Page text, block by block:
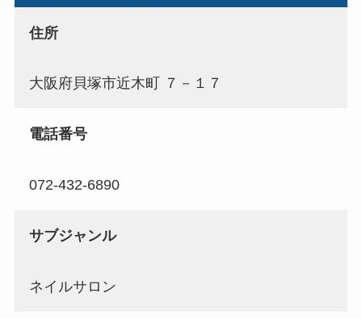
住所
大阪府貝塚市近木町 ７－１７
電話番号
072-432-6890
サブジャンル
ネイルサロン